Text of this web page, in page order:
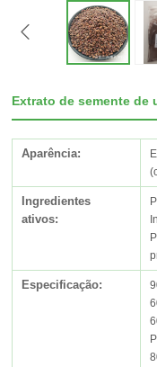
Extrato de semente de
Aparência:
Ingredientes
ativos:
Especificação: